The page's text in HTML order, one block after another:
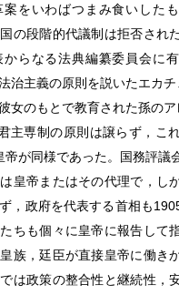
をいわばつまみ食いした
の段階的代議制は拒否され
からなる法典編纂委員会に
治主義の原則を説いたエカ
女のもとで教育された孫の
主専制の原則は譲らず，こ
帝が同様であった。国務評議
皇帝またはその代理で，し
，政府を代表する首相も
ちも個々に皇帝に報告して
族，廷臣が直接皇帝に働き
は政策の整合性と継続性，